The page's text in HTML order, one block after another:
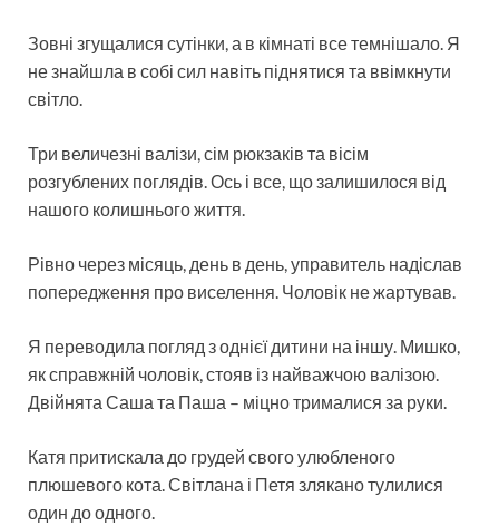
Зовні згущалися сутінки, а в кімнаті все темнішало. Я
не знайшла в собі сил навіть піднятися та ввімкнути
світло.
Три величезні валізи, сім рюкзаків та вісім
розгублених поглядів. Ось і все, що залишилося від
нашого колишнього життя.
Рівно через місяць, день в день, управитель надіслав
попередження про виселення. Чоловік не жартував.
Я переводила погляд з однієї дитини на іншу. Мишко,
як справжній чоловік, стояв із найважчою валізою.
Двійнята Саша та Паша – міцно трималися за руки.
Катя притискала до грудей свого улюбленого
плюшевого кота. Світлана і Петя злякано тулилися
один до одного.